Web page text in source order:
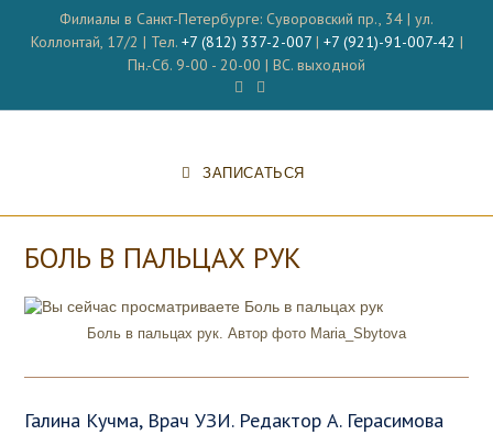
содержимому
Филиалы в Санкт-Петербурге: Суворовский пр., 34 | ул.
Коллонтай, 17/2 | Тел. +7 (812) 337-2-007| +7 (921)-91-007-42 |
Пн.-Сб. 9-00 - 20-00 | ВС. выходной
ЗАПИСАТЬСЯ
БОЛЬ В ПАЛЬЦАХ РУК
Боль в пальцах рук. Автор фото Maria_Sbytova
Галина Кучма, Врач УЗИ. Редактор А. Герасимова